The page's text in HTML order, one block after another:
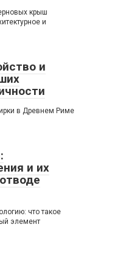
крыш
и
и
в Древнем Риме
и их
что такое
элемент